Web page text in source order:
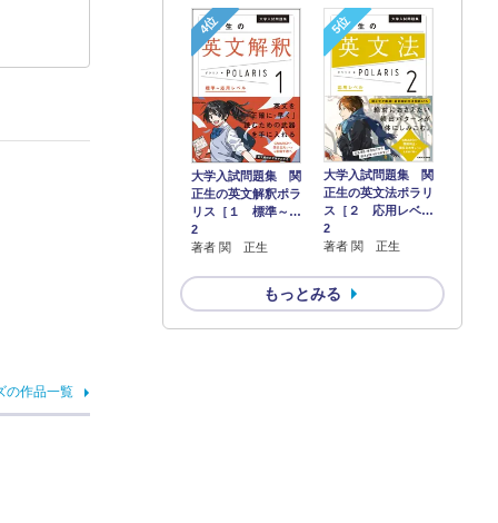
の作品一覧
4位
大学入試問題集 関
正生の英文解釈ポラ
リス［１ 標準～…
2
著者 関 正生
5位
大学入試問題集 関
正生の英文法ポラリ
ス［２ 応用レベ…
2
著者 関 正生
もっとみる